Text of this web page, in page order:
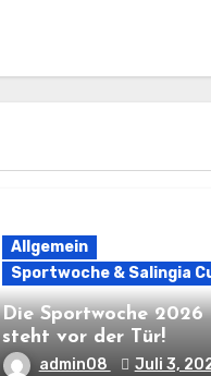
Allgemein
Sportwoche & Salingia
Die Sportwoche 2026
steht vor der Tür!
admin08 Juli 3,